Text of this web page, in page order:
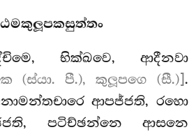
භික්ඛවෙ, ආදීනවා
(ස්යා. පී.), කුලූපගෙ (සී.)] .
ආපජ්ජති, රහො
පටිච්ඡන්නෙ ආසනෙ